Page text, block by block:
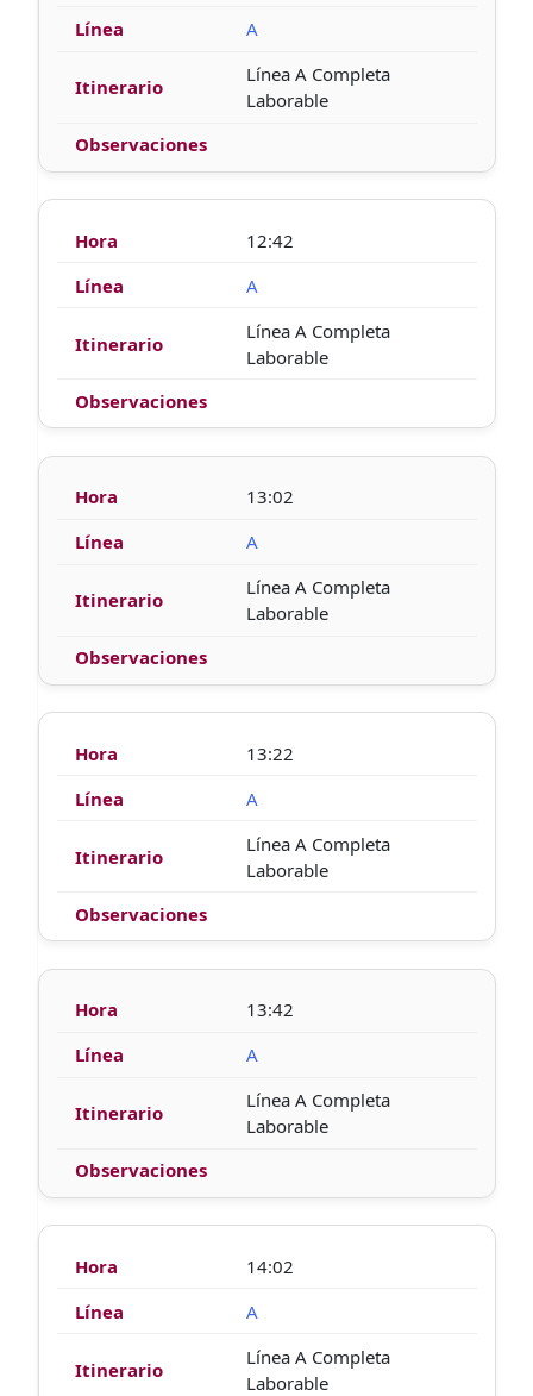
A
Línea A Completa
Laborable
12:42
A
Línea A Completa
Laborable
13:02
A
Línea A Completa
Laborable
13:22
A
Línea A Completa
Laborable
13:42
A
Línea A Completa
Laborable
14:02
A
Línea A Completa
Laborable